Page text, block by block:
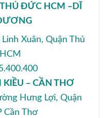
ĐỨC HCM –DĨ
Xuân, Quận Thủ
– CẦN THƠ
Hưng Lợi, Quận
Cần Thơ